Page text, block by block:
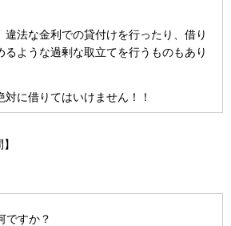
違法な金利での貸付けを行ったり、借り
るような過剰な取立てを行うものもあり
に借りてはいけません！！
ですか？